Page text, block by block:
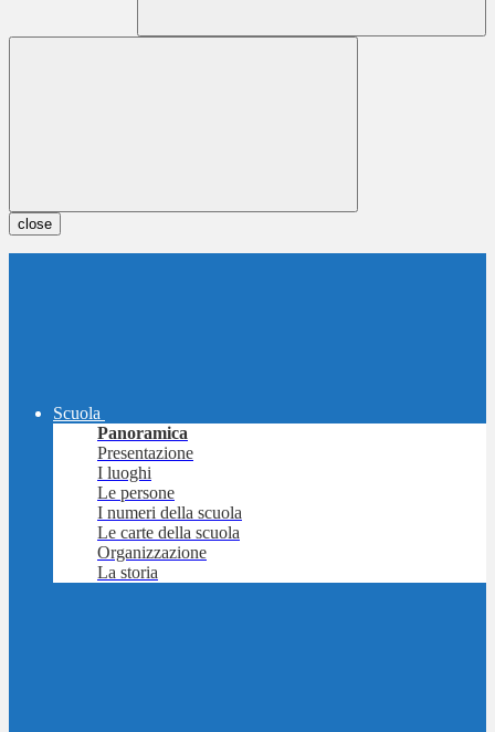
close
Scuola
Panoramica
Presentazione
I luoghi
Le persone
I numeri della scuola
Le carte della scuola
Organizzazione
La storia